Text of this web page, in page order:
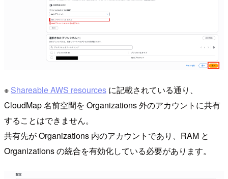
※ Shareable AWS resources に記載されている通り、
CloudMap 名前空間を Organizations 外のアカウントに共有
することはできません。
共有先が Organizations 内のアカウントであり、RAM と
Organizations の統合を有効化している必要があります。